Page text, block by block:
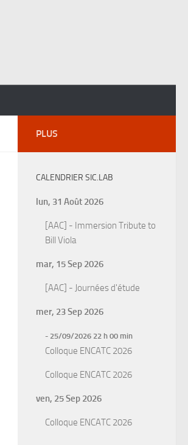
PLUS
CALENDRIER SIC.LAB
lun, 31 Août 2026
[AAC] - Immersion Tribute to
Bill Viola
mar, 15 Sep 2026
[AAC] - Journées d'étude
mer, 23 Sep 2026
- 25/09/2026 22 h 00 min
Colloque ENCATC 2026
Colloque ENCATC 2026
ven, 25 Sep 2026
Colloque ENCATC 2026